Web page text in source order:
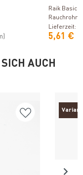
Raik Basic
Rauchrohr /
Lieferzeit: 1
5,61 €
AUCH